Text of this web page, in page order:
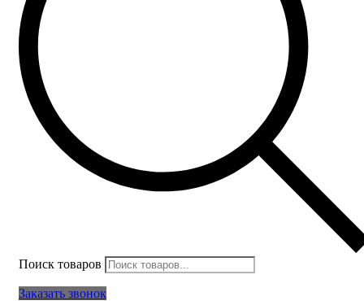
Поиск товаров
Заказать звонок